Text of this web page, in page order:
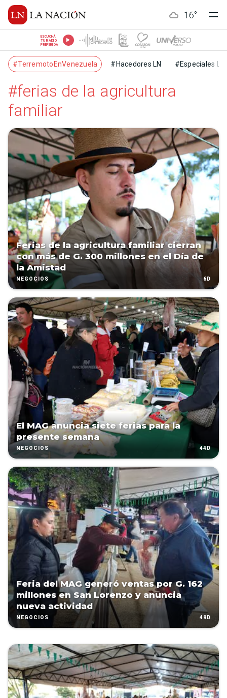
16°
ESCUCHÁ
TU RADIO
PREFERIDA
#TerremotoEnVenezuela #Hacedores LN #Especiales LN
#ferias de la agricultura
familiar
Ferias de la agricultura familiar cierran
con más de G. 300 millones en el Día de
la Amistad
NEGOCIOS 6D
El MAG anuncia siete ferias para la
presente semana
NEGOCIOS 44D
Feria del MAG generó ventas por G. 162
millones en San Lorenzo y anuncia
nueva actividad
NEGOCIOS 49D